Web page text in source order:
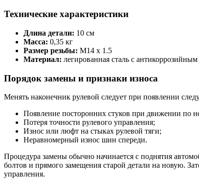
Технические характеристики
Длина детали: 10 см
Масса: 0,35 кг
Размер резьбы: М14 x 1.5
Материал: легированная сталь с
Порядок замены и признаки износа
Менять наконечник рулевой следует при появлении
Появление посторонних стуков при движении по
Потеря точности рулевого управления;
Износ или люфт на стыках рулевой тяги;
Неравномерный износ шин спереди.
Процедура замены обычно начинается с поднятия
болтов и прямого замещения старой детали на новую.
управления.